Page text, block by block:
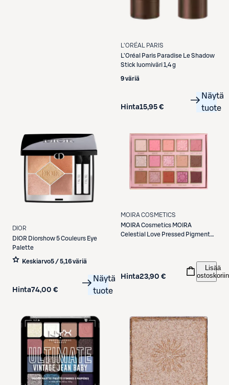
L'ORÉAL PARIS
L'Oréal Paris Paradise Le Shadow
Stick luomiväri 1,4 g
9 väriä
Hinta15,95 €
Näytä
tuote
DIOR
DIOR Diorshow 5 Couleurs Eye
Palette
Keskiarvo5 / 5,16 väriä
Hinta74,00 €
Näytä
tuote
MOIRA COSMETICS
MOIRA Cosmetics MOIRA
Celestial Love Pressed Pigment
Hinta23,90 €
Lisää
ostoskoriin